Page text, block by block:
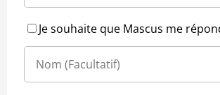
Je souhaite que Mascus me